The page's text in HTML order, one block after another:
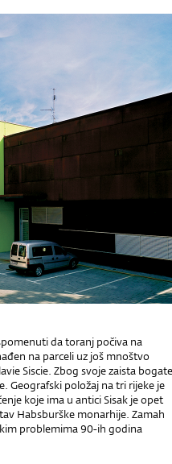
da toranj počiva na
na parceli uz još mnoštvo
Siscie. Zbog svoje zaista bogate
Geografski položaj na tri rijeke je
koje ima u antici Sisak je opet
Habsburške monarhije. Zamah
problemima 90-ih godina